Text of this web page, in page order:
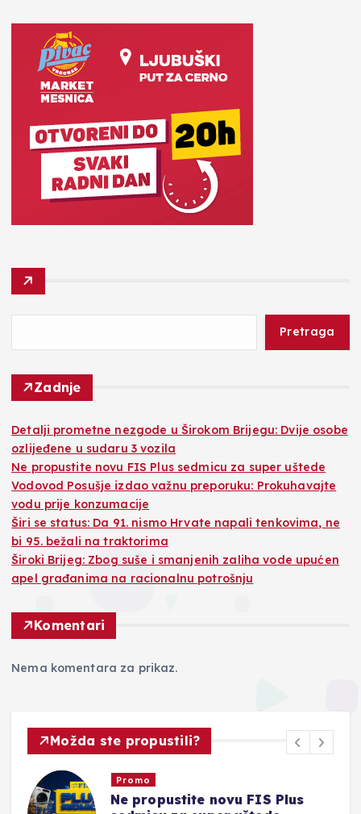
Pretraga
Zadnje
Detalji prometne nezgode u Širokom Brijegu: Dvije osobe
ozlijeđene u sudaru 3 vozila
Ne propustite novu FIS Plus sedmicu za super uštede
Vodovod Posušje izdao važnu preporuku: Prokuhavajte
vodu prije konzumacije
Širi se status: Da 91. nismo Hrvate napali tenkovima, ne
bi 95. bežali na traktorima
Široki Brijeg: Zbog suše i smanjenih zaliha vode upućen
apel građanima na racionalnu potrošnju
Komentari
Nema komentara za prikaz.
Možda ste propustili?
Promo
Ne propustite novu FIS Plus